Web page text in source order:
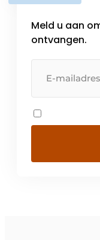
Meld u aan
ontvangen.